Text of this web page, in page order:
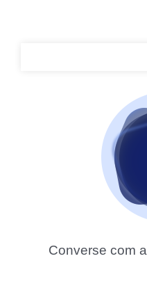
Converse com a